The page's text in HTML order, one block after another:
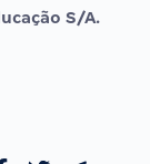
S/A.